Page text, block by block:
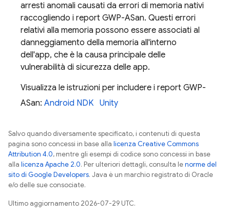
arresti anomali causati da errori di memoria nativi
raccogliendo i report GWP-ASan. Questi errori
relativi alla memoria possono essere associati al
danneggiamento della memoria all'interno
dell'app, che è la causa principale delle
vulnerabilità di sicurezza delle app.
Visualizza le istruzioni per includere i report GWP-
ASan: Android NDK Unity
Salvo quando diversamente specificato, i contenuti di questa
pagina sono concessi in base alla licenza Creative Commons
Attribution 4.0, mentre gli esempi di codice sono concessi in base
alla licenza Apache 2.0. Per ulteriori dettagli, consulta lenorme del
sito di Google Developers. Java è un marchio registrato di Oracle
e/o delle sue consociate.
Ultimo aggiornamento 2026-07-29 UTC.